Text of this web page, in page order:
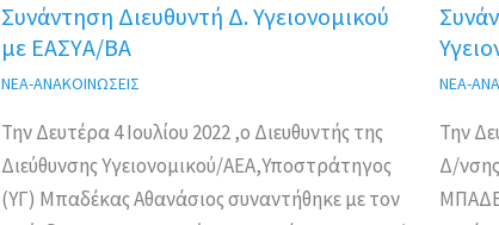
Συνάντηση Διευθυντή Δ. Υγειονομικού
με ΕΑΣΥΑ/ΒΑ
ΝΕΑ-ΑΝΑΚΟΙΝΩΣΕΙΣ
Την Δευτέρα 4 Ιουλίου 2022 ,ο Διευθυντής της
Διεύθυνσης Υγειονομικού/ΑΕΑ,Υποστράτηγος
(ΥΓ) Μπαδέκας Αθανάσιος συναντήθηκε με τον
ΝΕΑ-
Την
Δ/